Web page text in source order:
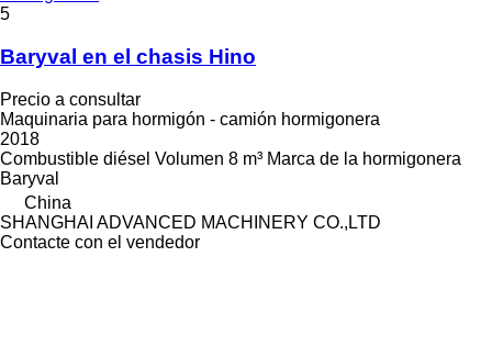
5
Baryval en el chasis Hino
Precio a consultar
Maquinaria para hormigón - camión hormigonera
2018
Combustible diésel Volumen 8 m³ Marca de la hormigonera
Baryval
China
SHANGHAI ADVANCED MACHINERY CO.,LTD
Contacte con el vendedor